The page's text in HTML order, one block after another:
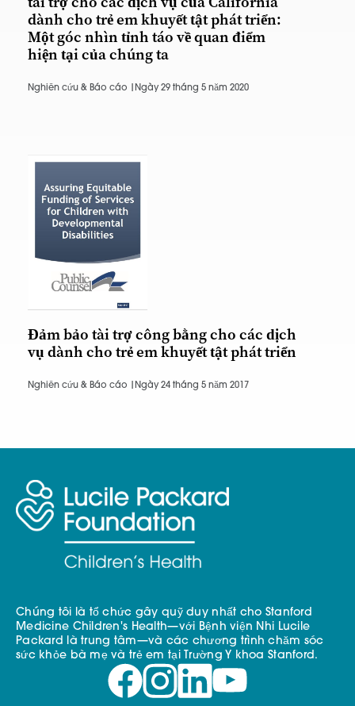
dành cho trẻ em khuyết tật phát triển:
Một góc nhìn tỉnh táo về quan điểm
hiện tại của chúng ta
Nghiên cứu & Báo cáo | Ngày 29 tháng 5 năm 2020
Đảm bảo tài trợ công bằng cho các dịch
vụ dành cho trẻ em khuyết tật phát triển
Nghiên cứu & Báo cáo | Ngày 24 tháng 5 năm 2017
Chúng tôi là tổ chức gây quỹ duy nhất cho Stanford
Medicine Children's Health—với Bệnh viện Nhi Lucile
Packard là trung tâm—và các chương trình chăm sóc
sức khỏe bà mẹ và trẻ em tại Trường Y khoa Stanford.